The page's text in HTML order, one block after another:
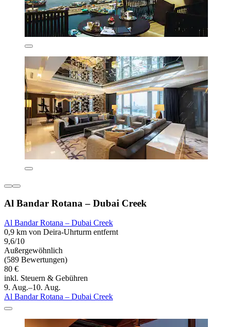
Al Bandar Rotana – Dubai Creek
Al Bandar Rotana – Dubai Creek
0,9 km von Deira-Uhrturm entfernt
9,6/10
Außergewöhnlich
(589 Bewertungen)
80 €
inkl. Steuern & Gebühren
9. Aug.–10. Aug.
Al Bandar Rotana – Dubai Creek